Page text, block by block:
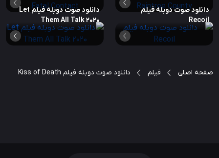
دانلود صوت دوبله فیلم
Recoil
دانلود صوت دوبله فیلم Let
Them All Talk 2020
صفحه اصلی فیلم دانلود صوت دوبله فیلم Kiss of Death